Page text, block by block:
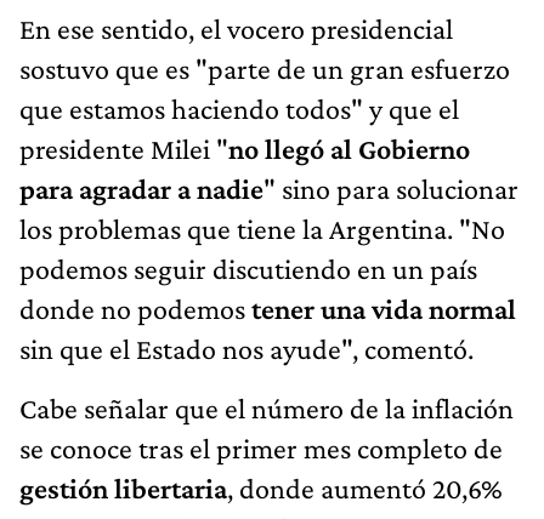
En ese sentido, el vocero presidencial
sostuvo que es "parte de un gran esfuerzo
que estamos haciendo todos" y que el
presidente Milei "no llegó al Gobierno
para agradar a nadie" sino para solucionar
los problemas que tiene la Argentina. "No
podemos seguir discutiendo en un país
donde no podemostener una vida normal
sin que el Estado nos ayude", comentó.
Cabe señalar que el número de la inflación
se conoce tras el primer mes completo de
gestión libertaria, donde aumentó 20,6%